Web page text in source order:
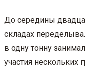
До середины
складах
в одну тонну
участия нескольких